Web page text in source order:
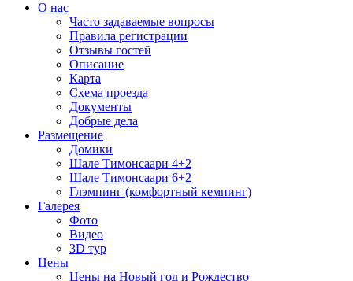
О нас
Часто задаваемые вопросы
Правила регистрации
Отзывы гостей
Описание
Карта
Схема проезда
Документы
Добрые дела
Размещение
Домики
Шале Тимонсаари 4+2
Шале Тимонсаари 6+2
Глэмпинг (комфортный кемпинг)
Галерея
Фото
Видео
3D тур
Цены
Цены на Новый год и Рождество